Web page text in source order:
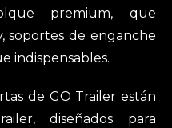
premium, que
soportes de enganche
indispensables.
de GO Trailer están
diseñados para